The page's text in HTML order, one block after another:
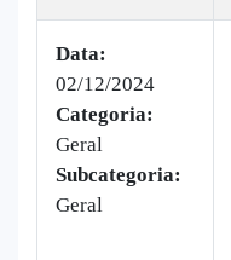
Data:
02/12/2024
Categoria:
Geral
Subcategoria:
Geral